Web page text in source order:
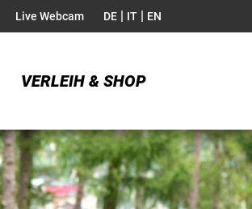
Live Webcam DE | IT | EN
VERLEIH & SHOP